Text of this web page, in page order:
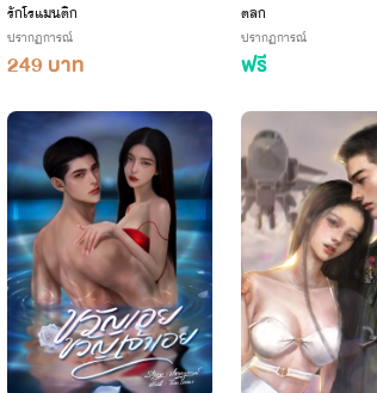
รักโรแมนติก
ปรากฏการณ์
249 บาท
ตลก
ปรากฏการณ์
ฟรี